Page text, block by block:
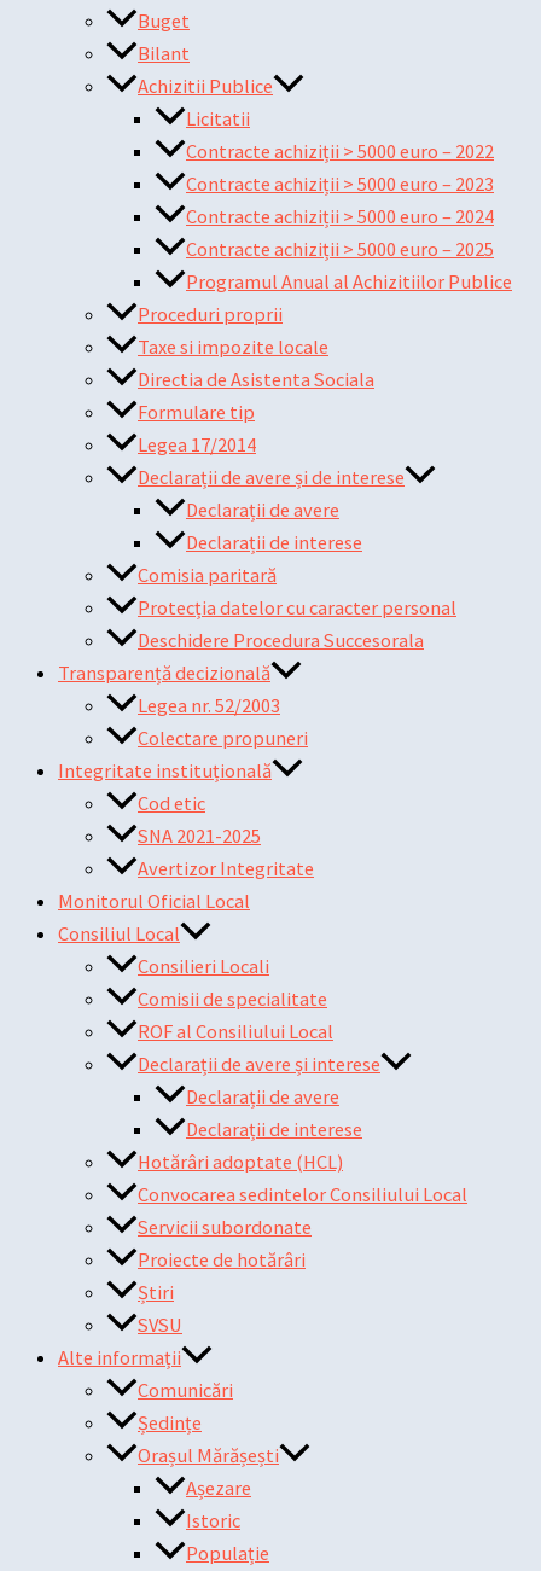
Buget
Bilant
Achizitii Publice
Licitatii
Contracte achiziții > 5000 euro – 2022
Contracte achiziții > 5000 euro – 2023
Contracte achiziții > 5000 euro – 2024
Contracte achiziții > 5000 euro – 2025
Programul Anual al Achizitiilor Publice
Proceduri proprii
Taxe si impozite locale
Directia de Asistenta Sociala
Formulare tip
Legea 17/2014
Declarații de avere și de interese
Declarații de avere
Declarații de interese
Comisia paritară
Protecția datelor cu caracter personal
Deschidere Procedura Succesorala
Transparență decizională
Legea nr. 52/2003
Colectare propuneri
Integritate instituțională
Cod etic
SNA 2021-2025
Avertizor Integritate
Monitorul Oficial Local
Consiliul Local
Consilieri Locali
Comisii de specialitate
ROF al Consiliului Local
Declarații de avere și interese
Declarații de avere
Declarații de interese
Hotărâri adoptate (HCL)
Convocarea sedintelor Consiliului Local
Servicii subordonate
Proiecte de hotărâri
Știri
SVSU
Alte informații
Comunicări
Ședințe
Orașul Mărășești
Așezare
Istoric
Populație